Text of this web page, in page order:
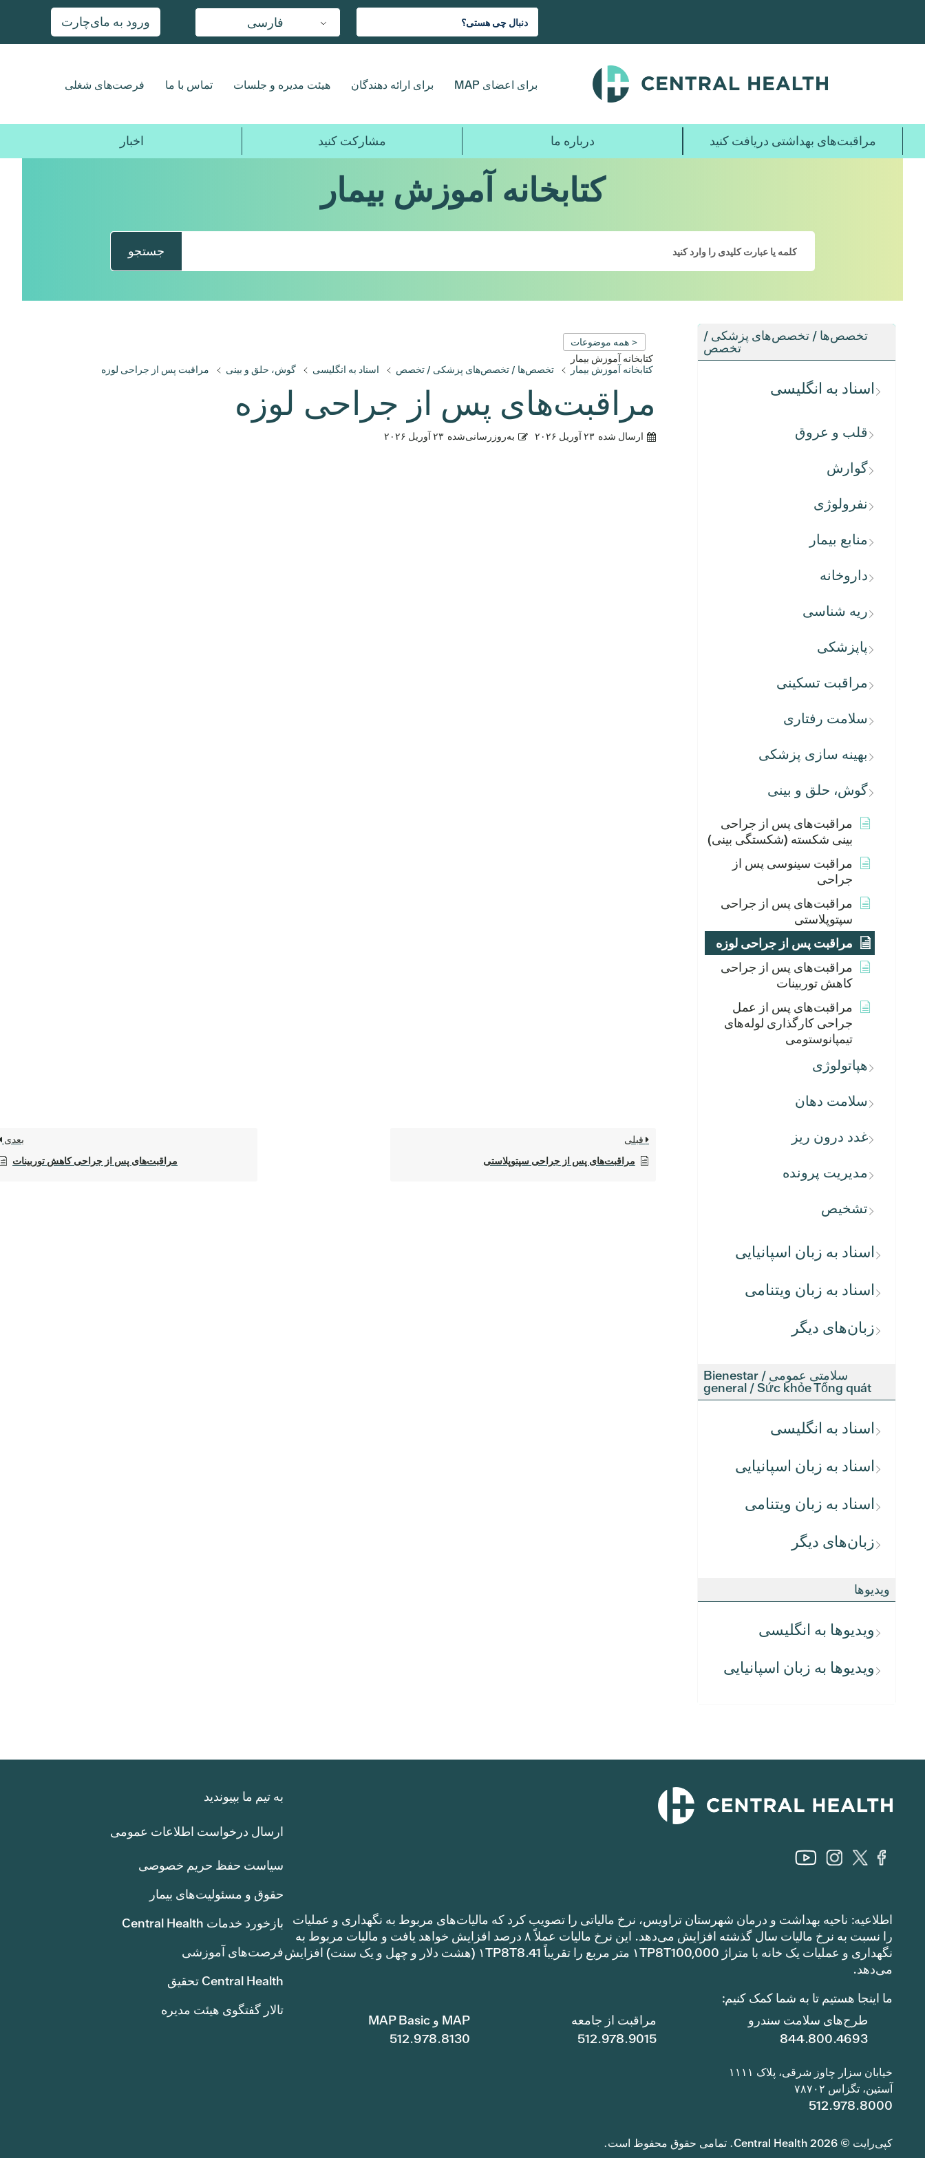
محتوای
فارسی ورود به مای‌چارت
برای اعضای MAP برای ارائه دهندگان هیئت مدیره و جلسات تماس با ما فرصت‌های شغلی
مراقبت‌های بهداشتی دریافت کنید درباره ما مشارکت کنید اخبار
کتابخانه آموزش بیمار
جستجو
تخصص‌ها / تخصص‌های پزشکی /
تخصص
اسناد به انگلیسی
قلب و عروق
گوارش
نفرولوژی
منابع بیمار
داروخانه
ریه شناسی
پاپزشکی
مراقبت تسکینی
سلامت رفتاری
بهینه سازی پزشکی
گوش، حلق و بینی
مراقبت‌های پس از جراحی
بینی شکسته (شکستگی بینی)
مراقبت سینوسی پس از
جراحی
مراقبت‌های پس از جراحی
سپتوپلاستی
مراقبت پس از جراحی لوزه
مراقبت‌های پس از جراحی
کاهش توربینات
مراقبت‌های پس از عمل
جراحی کارگذاری لوله‌های
تیمپانوستومی
هپاتولوژی
سلامت دهان
غدد درون ریز
مدیریت پرونده
تشخیص
اسناد به زبان اسپانیایی
اسناد به زبان ویتنامی
زبان‌های دیگر
سلامتی عمومی / Bienestar
general / Sức khỏe Tổng quát
اسناد به انگلیسی
اسناد به زبان اسپانیایی
اسناد به زبان ویتنامی
زبان‌های دیگر
ویدیوها
ویدیوها به انگلیسی
ویدیوها به زبان اسپانیایی
< همه موضوعات
کتابخانه آموزش بیمار
کتابخانه آموزش بیمار
تخصص‌ها / تخصص‌های پزشکی / تخصص اسناد به انگلیسی گوش، حلق و بینی مراقبت پس از جراحی لوزه
مراقبت‌های پس از جراحی لوزه
ارسال شده ۲۳ آوریل ۲۰۲۶ به‌روزرسانی‌شده ۲۳ آوریل ۲۰۲۶
قبلی
مراقبت‌های پس از جراحی سپتوپلاستی
بعدی
مراقبت‌های پس از جراحی کاهش توربینات
اطلاعیه: ناحیه بهداشت و درمان شهرستان تراویس، نرخ مالیاتی را تصویب کرد که مالیات‌های مربوط به نگهداری و عملیات
را نسبت به نرخ مالیات سال گذشته افزایش می‌دهد. این نرخ مالیات عملاً ۸ درصد افزایش خواهد یافت و مالیات مربوط به
نگهداری و عملیات یک خانه با متراژ ۱TP8T100,000 متر مربع را تقریباً ۱TP8T8.41 (هشت دلار و چهل و یک سنت) افزایش
می‌دهد.
ما اینجا هستیم تا به شما کمک کنیم:
MAP و MAP Basic
512.978.8130
مراقبت از جامعه
512.978.9015
طرح‌های سلامت سندرو
844.800.4693
خیابان سزار چاوز شرقی، پلاک ۱۱۱۱
آستین، تگزاس ۷۸۷۰۲
512.978.8000
کپی‌رایت © 2026 Central Health. تمامی حقوق محفوظ است.
به تیم ما بپیوندید
ارسال درخواست اطلاعات عمومی
سیاست حفظ حریم خصوصی
حقوق و مسئولیت‌های بیمار
بازخورد خدمات Central Health
فرصت‌های آموزشی
Central Health تحقیق
تالار گفتگوی هیئت مدیره